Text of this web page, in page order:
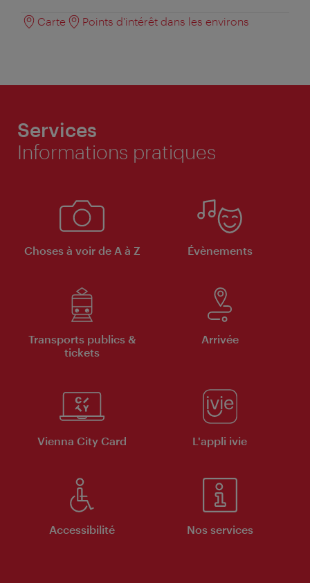
Carte Points d'intérêt dans les environs
Services
Informations pratiques
Choses à voir de A à Z Évènements
Transports publics &
tickets
Arrivée
Vienna City Card L'appli ivie
Accessibilité Nos services